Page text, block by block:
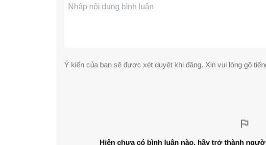
Ý kiến của bạn sẽ được xét duyệt khi đăng. Xin vui lòng gõ
Hiện chưa có bình luận nào, hãy trở thành